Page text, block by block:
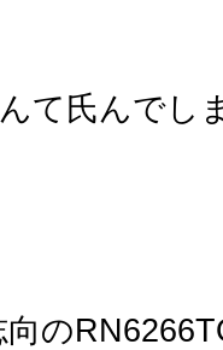
て氏んでし
の